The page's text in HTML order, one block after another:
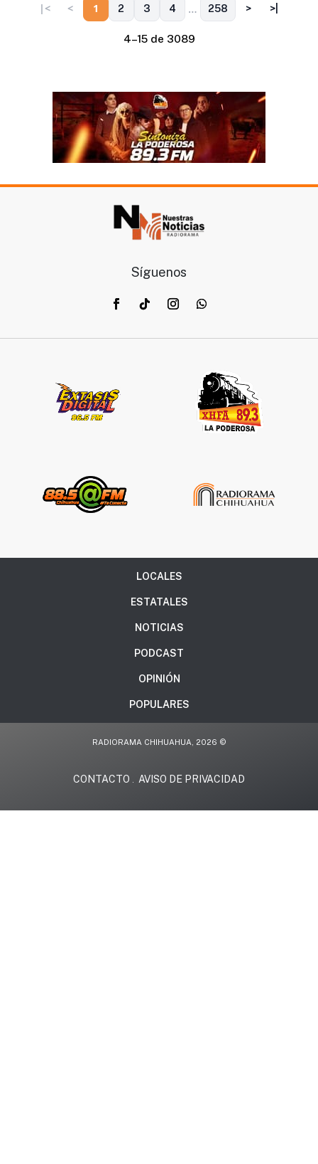
|< < 1 2 3 4 … 258 > >|
4–15 de 3089
Síguenos
LOCALES
ESTATALES
NOTICIAS
PODCAST
OPINIÓN
POPULARES
RADIORAMA CHIHUAHUA, 2026 ©
CONTACTO AVISO DE PRIVACIDAD